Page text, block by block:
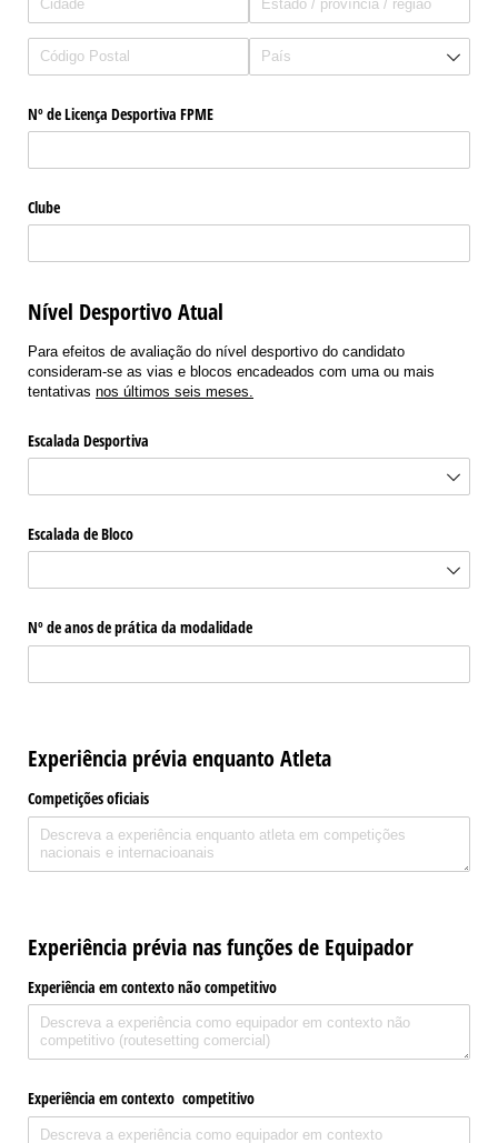
Nº de Licença Desportiva FPME
Clube
Nível Desportivo Atual
Para efeitos de avaliação do nível desportivo do candidato
consideram-se as vias e blocos encadeados com uma ou mais
tentativas nos últimos seis meses.
Escalada Desportiva
Escalada de Bloco
Nº de anos de prática da modalidade
Experiência prévia enquanto Atleta
Competições oficiais
Experiência prévia nas funções de Equipador
Experiência em contexto não competitivo
Experiência em contexto competitivo